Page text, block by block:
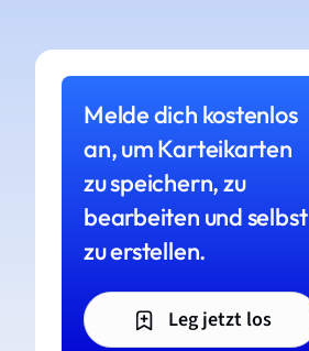
Melde dich kostenlos
an, um Karteikarten
zu speichern, zu
bearbeiten und selbst
zu erstellen.
Leg jetzt los